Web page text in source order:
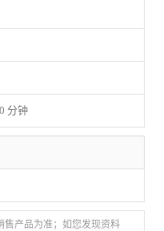
分钟
售产品为准；如您发现资料